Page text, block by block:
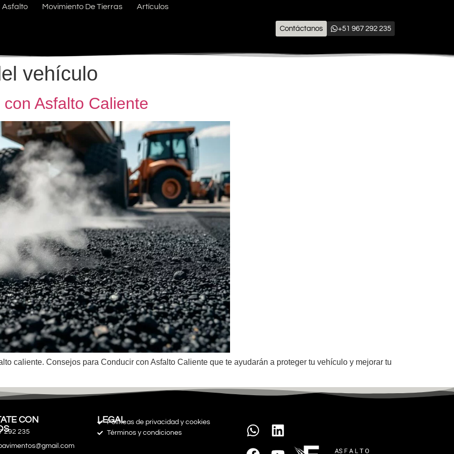
Asfalto Movimiento De Tierras Artículos
Contáctanos +51 967 292 235
vehículo
Asfalto Caliente
caliente. Consejos para Conducir con Asfalto Caliente que te ayudarán a proteger tu vehículo y mejorar tu
CON
292 235
Políticas de privacidad y cookies
Términos y condiciones
LEGAL